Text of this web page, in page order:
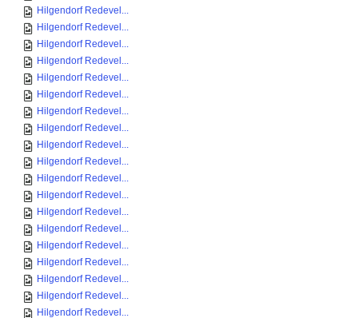
Hilgendorf Redevel...
Hilgendorf Redevel...
Hilgendorf Redevel...
Hilgendorf Redevel...
Hilgendorf Redevel...
Hilgendorf Redevel...
Hilgendorf Redevel...
Hilgendorf Redevel...
Hilgendorf Redevel...
Hilgendorf Redevel...
Hilgendorf Redevel...
Hilgendorf Redevel...
Hilgendorf Redevel...
Hilgendorf Redevel...
Hilgendorf Redevel...
Hilgendorf Redevel...
Hilgendorf Redevel...
Hilgendorf Redevel...
Hilgendorf Redevel...